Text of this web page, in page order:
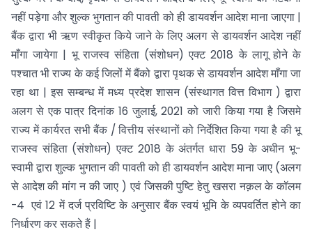
नहीं पड़ेगा और शुल्क भुगतान की पावती को ही डायवर्शन आदेश माना जाएगा |
बैंक द्वारा भी ऋण स्वीकृत किये जाने के लिए अलग से डायवर्शन आदेश नहीं
माँगा जायेगा | भू राजस्व संहिता (संशोधन) एक्ट 2018 के लागू होने के
पश्चात भी राज्य के कई जिलों में बैंको द्वारा पृथक से डायवर्शन आदेश माँगा जा
रहा था | इस सम्बन्ध में मध्य प्रदेश शासन (संस्थागत वित्त विभाग ) द्वारा
अलग से एक पात्र दिनांक 16 जुलाई, 2021 को जारी किया गया है जिसमे
राज्य में कार्यरत सभी बैंक / वित्तीय संस्थानों को निर्देशित किया गया है की भू
राजस्व संहिता (संशोधन) एक्ट 2018 के अंतर्गत धारा 59 के अधीन भू-
स्वामी द्वारा शुल्क भुगतान की पावती को ही डायवर्शन आदेश माना जाए (अलग
से आदेश की मांग न की जाए ) एवं जिसकी पुष्टि हेतु खसरा नक़ल के कॉलम
-4 एवं 12 में दर्ज प्रविष्टि के अनुसार बैंक स्वयं भूमि के व्यपवर्तित होने का
निर्धारण कर सकते हैं |